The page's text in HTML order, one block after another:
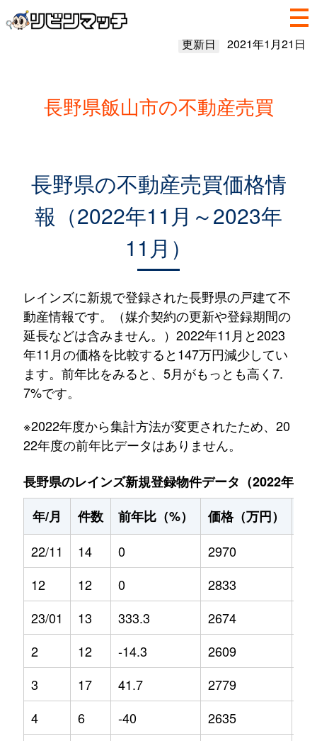
更新日 2021年1月21日
長野県飯山市の不動産売買
長野県の不動産売買価格情
報（2022年11月～2023年
11月）
レインズに新規で登録された長野県の戸建て不
動産情報です。（媒介契約の更新や登録期間の
延長などは含みません。）2022年11月と2023
年11月の価格を比較すると147万円減少してい
ます。前年比をみると、5月がもっとも高く7.
7%です。
※2022年度から集計方法が変更されたため、20
22年度の前年比データはありません。
長野県のレインズ新規登録物件データ（2022年11
年/月
件数 前年比（%） 価格（万円）
22/11
14 0 2970
12
12 0 2833
23/01
13 333.3 2674
2
12 -14.3 2609
3
17 41.7 2779
4
6 -40 2635